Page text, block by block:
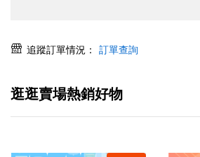
追蹤訂單情況： 訂單查詢
逛逛賣場熱銷好物